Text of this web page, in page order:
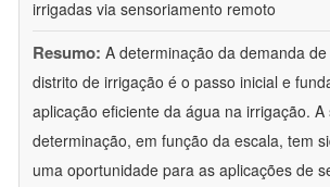
irrigadas via sensoriamento remoto
Resumo: A determinação da demanda
distrito de irrigação é o passo inicial e
aplicação eficiente da água na irrigação. A
determinação, em função da escala, tem
uma oportunidade para as aplicações de